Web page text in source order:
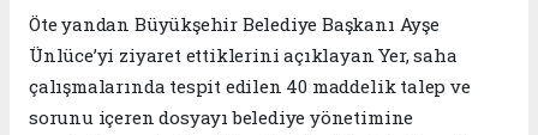
Öte yandan Büyükşehir Belediye Başkanı Ayşe
Ünlüce’yi ziyaret ettiklerini açıklayan Yer, saha
çalışmalarında tespit edilen 40 maddelik talep ve
sorunu içeren dosyayı belediye yönetimine